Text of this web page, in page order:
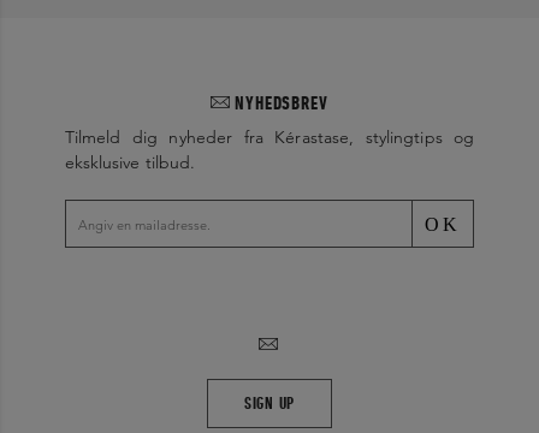
NYHEDSBREV
Tilmeld dig nyheder fra Kérastase, stylingtips og
eksklusive tilbud.
OK
SIGN UP